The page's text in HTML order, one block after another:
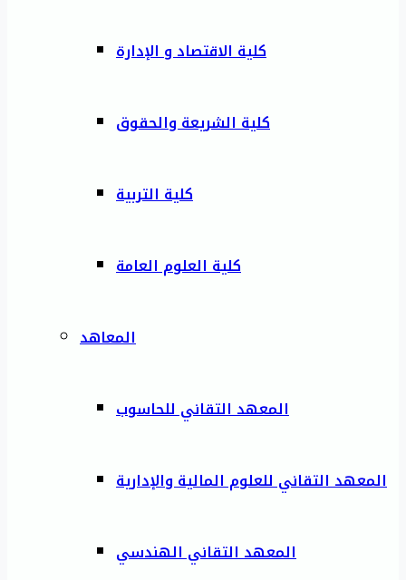
كلية الاقتصاد و الإدارة
كلية الشريعة والحقوق
كلية التربية
كلية العلوم العامة
المعاهد
المعهد التقاني للحاسوب
المعهد التقاني للعلوم المالية والإدارية
المعهد التقاني الهندسي